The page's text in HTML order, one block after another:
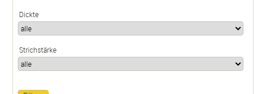
Dickte
Strichstärke